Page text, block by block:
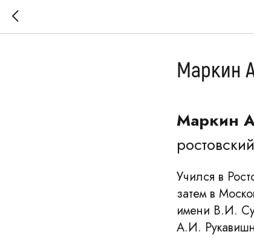
Маркин
Маркин
Учился в
затем в
имени В.И.
А.И.